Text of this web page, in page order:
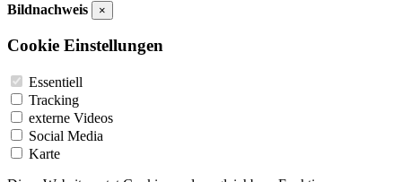
Bildnachweis ×
Cookie Einstellungen
Essentiell
Tracking
externe Videos
Social Media
Karte